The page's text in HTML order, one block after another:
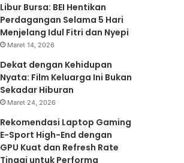
Libur Bursa: BEI Hentikan
Perdagangan Selama 5 Hari
Menjelang Idul Fitri dan Nyepi
Maret 14, 2026
Dekat dengan Kehidupan
Nyata: Film Keluarga Ini Bukan
Sekadar Hiburan
Maret 24, 2026
Rekomendasi Laptop Gaming
E-Sport High-End dengan
GPU Kuat dan Refresh Rate
Tinggi untuk Performa